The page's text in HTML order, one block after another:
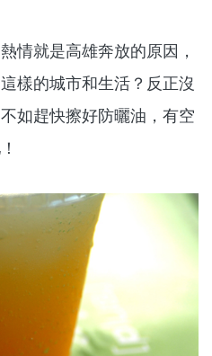
就是高雄奔放的原因，
樣的城市和生活？反正沒
如趕快擦好防曬油，有空